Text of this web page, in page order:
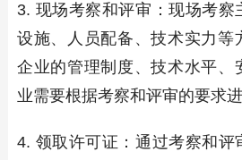
3. 现场考察和评审：现场考察
设施、人员配备、技术实力等
企业的管理制度、技术水平、
业需要根据考察和评审的要求
4. 领取许可证：通过考察和评